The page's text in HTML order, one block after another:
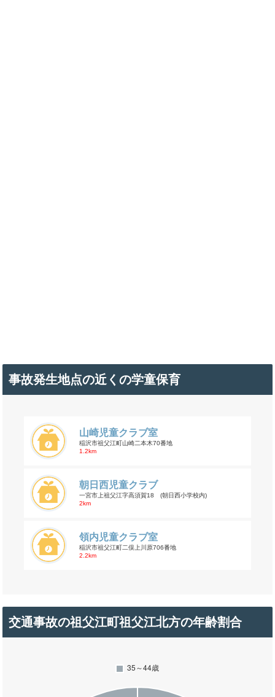
事故発生地点の近くの学童保育
山崎児童クラブ室
稲沢市祖父江町山崎二本木70番地
1.2km
朝日西児童クラブ
一宮市上祖父江字高須賀18 (朝日西小学校内)
2km
領内児童クラブ室
稲沢市祖父江町二俣上川原706番地
2.2km
交通事故の祖父江町祖父江北方の年齢割合